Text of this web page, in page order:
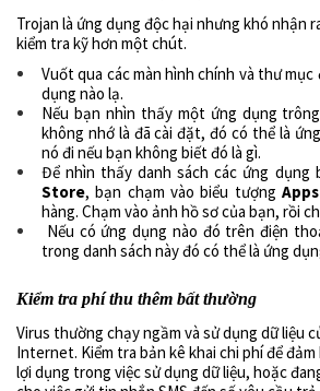
Trojan là ứng dụng độc hại nhưng khó nhận
kiểm tra kỹ hơn một chút.
Vuốt qua các màn hình chính và thư mục
dụng nào lạ.
Nếu bạn nhìn thấy một ứng dụng
không nhớ là đã cài đặt, đó có thể là
nó đi nếu bạn không biết đó là gì.
Để nhìn thấy danh sách các ứng dụng
Store, bạn chạm vào biểu tượngApps
hàng. Chạm vào ảnh hồ sơ của bạn, rồi
Nếu có ứng dụng nào đó trên điện
trong danh sách này đó có thể là ứng
Kiểm tra phí thu thêm bất thường
Virus thường chạy ngầm và sử dụng dữ liệu
Internet. Kiểm tra bản kê khai chi phí để
lợi dụng trong việc sử dụng dữ liệu, hoặc